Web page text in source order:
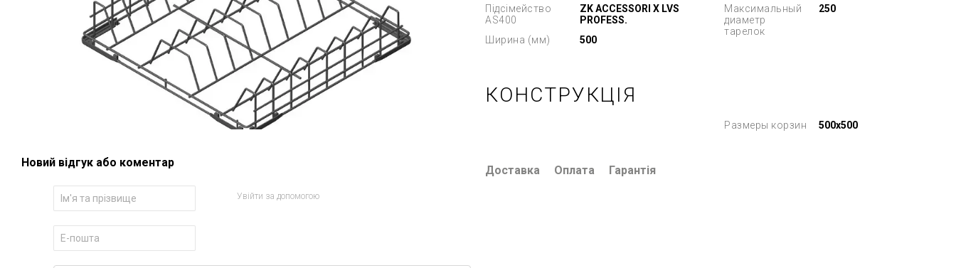
Новий відгук або коментар
Увійти за допомогою
Підсімейство
AS400
ZK ACCESSORI X LVS
PROFESS.
Ширина (мм)
500
Максимальный
диаметр
тарелок
250
КОНСТРУКЦІЯ
Размеры корзин 500x500
Доставка Оплата Гарантія